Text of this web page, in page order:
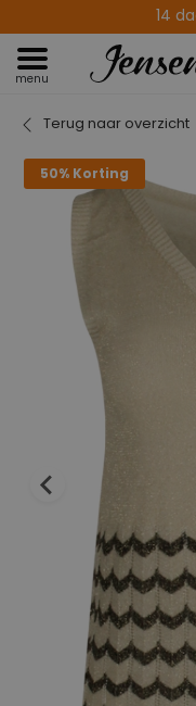
14
menu
Terug naar overzicht
50% Korting